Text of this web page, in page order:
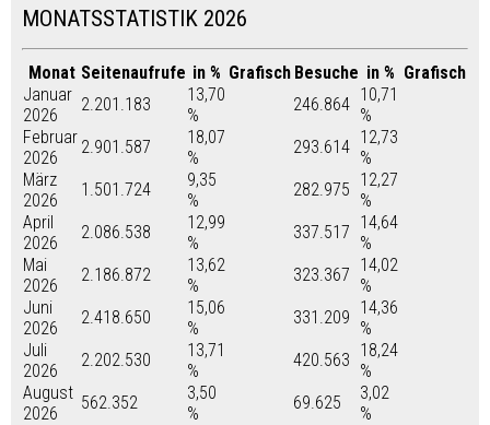
MONATSSTATISTIK 2026
Monat Seitenaufrufe in % Grafisch Besuche in % Grafisch
Januar
2026
2.201.183
13,70
%
246.864 10,71
%
Februar
2026
2.901.587
18,07
%
293.614 12,73
%
März
2026
1.501.724
9,35
%
282.975 12,27
%
April
2026
2.086.538
12,99
%
337.517 14,64
%
Mai
2026
2.186.872
13,62
%
323.367 14,02
%
Juni
2026
2.418.650
15,06
%
331.209 14,36
%
Juli
2026
2.202.530
13,71
%
420.563 18,24
%
August
2026
562.352
3,50
%
69.625
3,02
%